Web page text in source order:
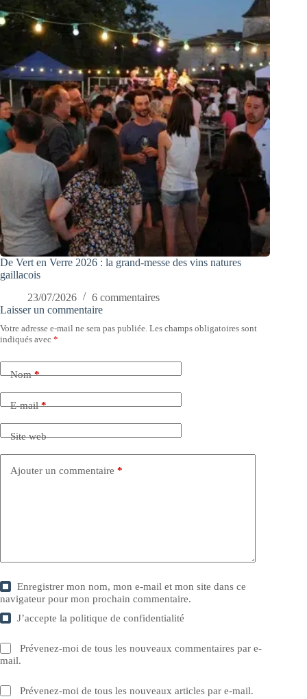
De Vert en Verre 2026 : la grand-messe des vins natures
gaillacois
23/07/2026
6 commentaires
Laisser un commentaire
Votre adresse e-mail ne sera pas publiée. Les champs obligatoires sont
indiqués avec *
Nom*
E-mail*
Site web
Ajouter un commentaire *
Enregistrer mon nom, mon e-mail et mon site dans ce
navigateur pour mon prochain commentaire.
J’accepte lapolitique de confidentialité
Prévenez-moi de tous les nouveaux commentaires par e-
mail.
Prévenez-moi de tous les nouveaux articles par e-mail.